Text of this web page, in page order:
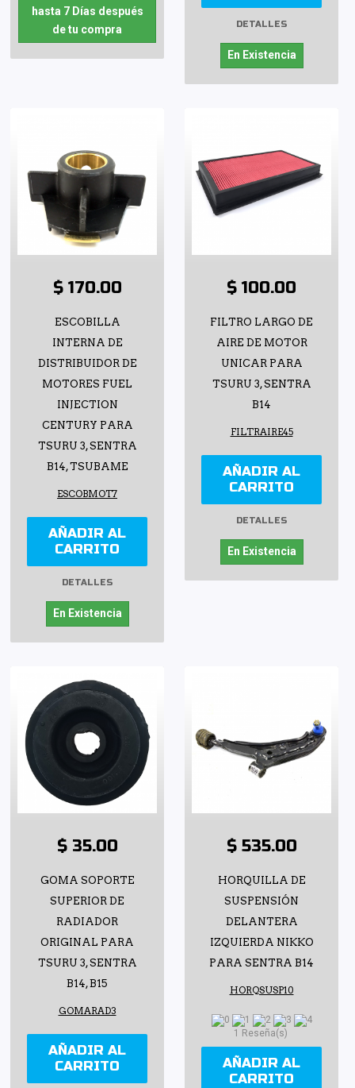
hasta 7 Días después
de tu compra
DETALLES
En Existencia
$ 170.00
ESCOBILLA
INTERNA DE
DISTRIBUIDOR DE
MOTORES FUEL
INJECTION
CENTURY PARA
TSURU 3, SENTRA
B14, TSUBAME
ESCOBMOT7
AÑADIR AL
CARRITO
DETALLES
En Existencia
$ 100.00
FILTRO LARGO DE
AIRE DE MOTOR
UNICAR PARA
TSURU 3, SENTRA
B14
FILTRAIRE45
AÑADIR AL
CARRITO
DETALLES
En Existencia
$ 35.00
GOMA SOPORTE
SUPERIOR DE
RADIADOR
ORIGINAL PARA
TSURU 3, SENTRA
B14, B15
GOMARAD3
AÑADIR AL
CARRITO
$ 535.00
HORQUILLA DE
SUSPENSIÓN
DELANTERA
IZQUIERDA NIKKO
PARA SENTRA B14
HORQSUSP10
1 Reseña(s)
AÑADIR AL
CARRITO